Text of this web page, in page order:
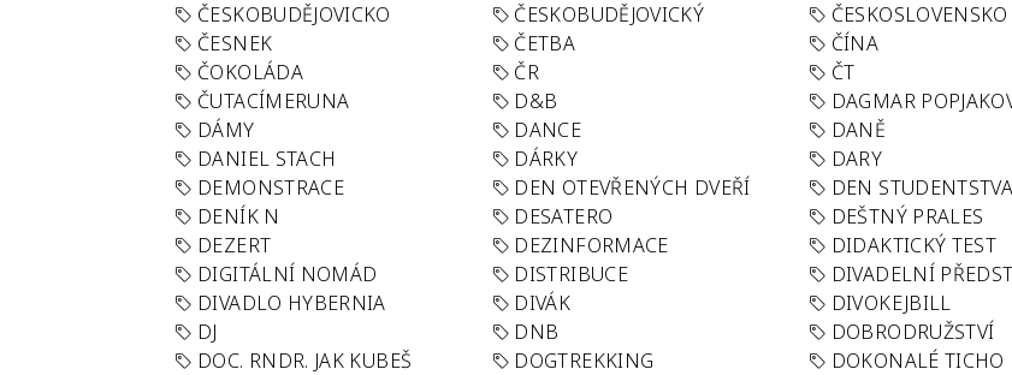
ČESKOBUDĚJOVICKO
ČESKOBUDĚJOVICKÝ ČESKOSLOVENSKO
ČESNEK
ČETBA ČÍNA
ČOKOLÁDA
ČR ČT
ČUTACÍMERUNA
D&B DAGMAR
DÁMY
DANCE DANĚ
DANIEL STACH
DÁRKY DARY
DEMONSTRACE
DEN OTEVŘENÝCH DVEŘÍ DEN STUDENTSTVA
DENÍK N
DESATERO DEŠTNÝ PRALES
DEZERT
DEZINFORMACE DIDAKTICKÝ TEST
DIGITÁLNÍ NOMÁD
DISTRIBUCE DIVADELNÍ
DIVADLO HYBERNIA
DIVÁK DIVOKEJBILL
DJ
DNB DOBRODRUŽSTVÍ
DOC. RNDR. JAK KUBEŠ
DOGTREKKING DOKONALÉ TICHO